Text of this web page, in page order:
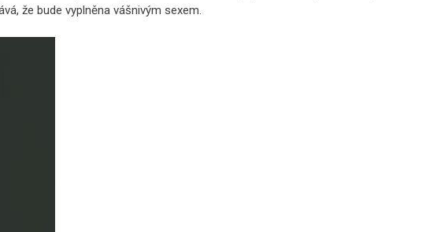
že bude vyplněna vášnivým sexem.